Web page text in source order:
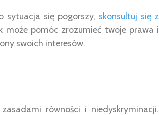
sytuacja się pogorszy, skonsultuj się z
może pomóc zrozumieć twoje prawa i
swoich interesów.
równości i niedyskryminacji.